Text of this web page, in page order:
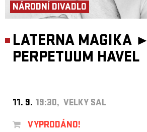
NÁRODNÍ DIVADLO
LATERNA MAGIKA ►
PERPETUUM HAVEL
11. 9. 19:30, VELKÝ SÁL
VYPRODÁNO!